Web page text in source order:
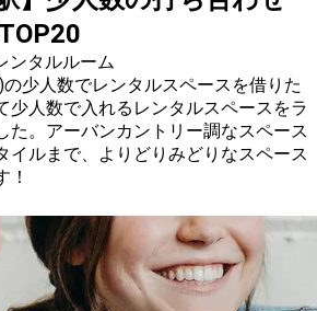
ンタルルーム
少人数でレンタルスペースを借りた
少人数で入れるレンタルスペースをラ
た。アーバンカントリー調なスペース
イルまで、よりどりみどりなスペース
！